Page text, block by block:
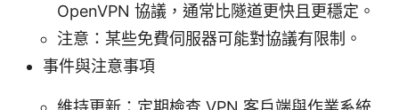
OpenVPN 協議，通常比隧道更快且更穩定。
注意：某些免費伺服器可能對協議有限制。
事件與注意事項